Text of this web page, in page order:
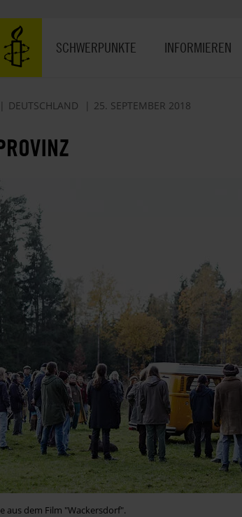
SCHWERPUNKTE INFORMIEREN
DEUTSCHLAND 25. SEPTEMBER 2018
aus dem Film "Wackersdorf".